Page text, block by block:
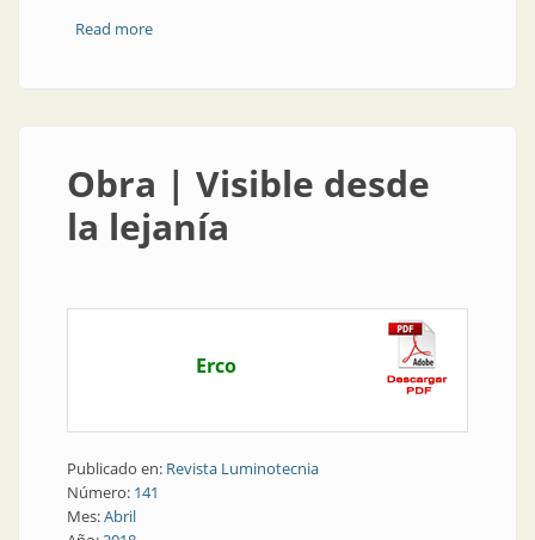
Read moreabout Congresos y exposiciones | Luxamérica en
Obra | Visible desde
la lejanía
Erco
Publicado en: Revista Luminotecnia
Número: 141
Mes:Abril